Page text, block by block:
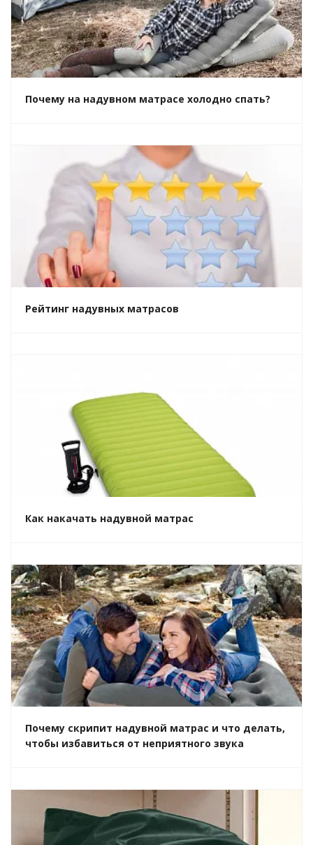
Почему на надувном матрасе холодно спать?
Рейтинг надувных матрасов
Как накачать надувной матрас
Почему скрипит надувной матрас и что делать,
чтобы избавиться от неприятного звука